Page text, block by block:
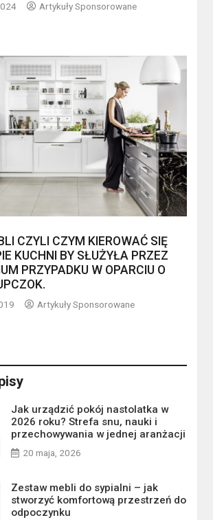
Artykuły Sponsorowane
CZYLI CZYM KIEROWAĆ SIĘ
KUCHNI BY SŁUŻYŁA PRZEZ
PRZYPADKU W OPARCIU O
Artykuły Sponsorowane
Jak urządzić pokój nastolatka w
2026 roku? Strefa snu, nauki i
przechowywania w jednej aranżacji
20 maja, 2026
Zestaw mebli do sypialni – jak
stworzyć komfortową przestrzeń do
odpoczynku